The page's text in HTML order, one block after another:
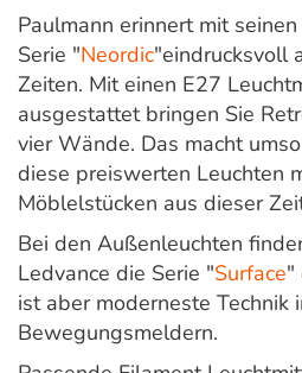
Paulmann erinnert mit
Serie "Neordic"eindrucksvoll
Zeiten. Mit einen E27
ausgestattet bringen Sie
vier Wände. Das macht
diese preiswerten Leuchten
Möblelstücken aus dieser
Bei den Außenleuchten
Ledvance die Serie "Surface"
ist aber moderneste Technik
Bewegungsmeldern.